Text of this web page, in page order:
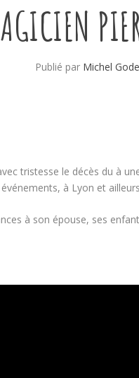
Publié par Michel
tristesse le décès du à
à Lyon et
à son épouse, ses